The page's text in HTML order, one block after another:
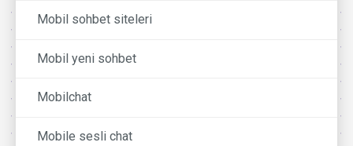
Mobil sohbet siteleri
Mobil yeni sohbet
Mobilchat
Mobile sesli chat